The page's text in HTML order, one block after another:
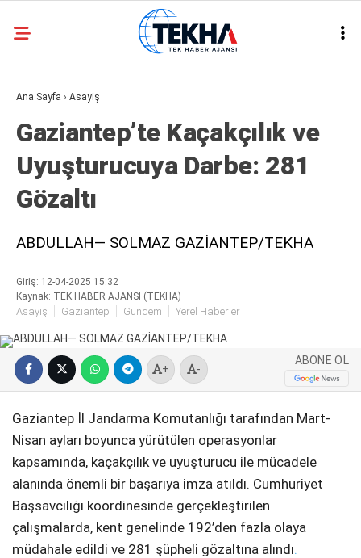
WhatsApp İhbar
Hattı
Facebook
30.7
ASAYIŞ
GÜNDEM
GENEL
SIYASET
METEOROLOJI
SPOR
SERVISLER
Ana Sayfa › Asayiş
Gaziantep’te Kaçakçılık ve
Uyuşturucuya Darbe: 281
Gözaltı
ABDULLAH— SOLMAZ GAZİANTEP/TEKHA
Giriş: 12-04-2025 15:32
Kaynak: TEK HABER AJANSI (TEKHA)
Asayiş Gaziantep Gündem Yerel Haberler
+ -
ABONE OL
Gaziantep İl Jandarma Komutanlığı tarafından Mart-
Nisan ayları boyunca yürütülen operasyonlar
kapsamında, kaçakçılık ve uyuşturucu ile mücadele
alanında önemli bir başarıya imza atıldı. Cumhuriyet
Başsavcılığı koordinesinde gerçekleştirilen
çalışmalarda, kent genelinde 192’den fazla olaya
müdahale edildi ve 281 şüpheli gözaltına alındı.